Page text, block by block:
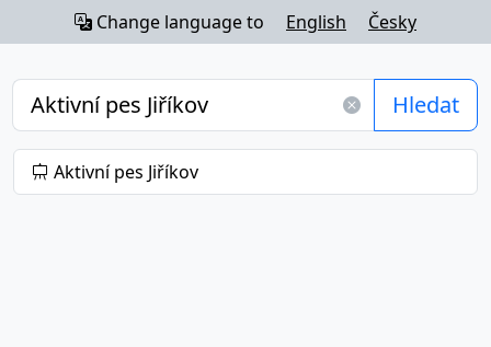
Change language to English Česky
Hledat
Aktivní pes Jiříkov